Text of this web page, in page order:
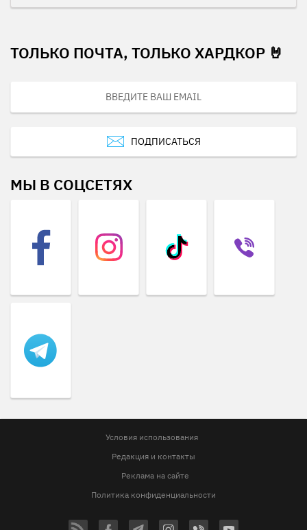
ТОЛЬКО ПОЧТА, ТОЛЬКО ХАРДКОР 🤘
ПОДПИСАТЬСЯ
МЫ В СОЦСЕТЯХ
Условия использования
Редакция и контакты
Реклама на сайте
Политика конфиденциальности